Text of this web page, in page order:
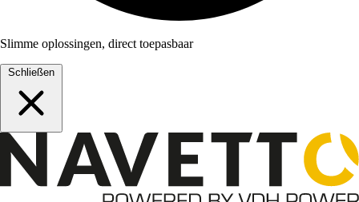
Slimme oplossingen, direct toepasbaar
Schließen